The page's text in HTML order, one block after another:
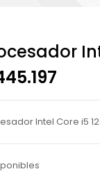
Intel Core i5